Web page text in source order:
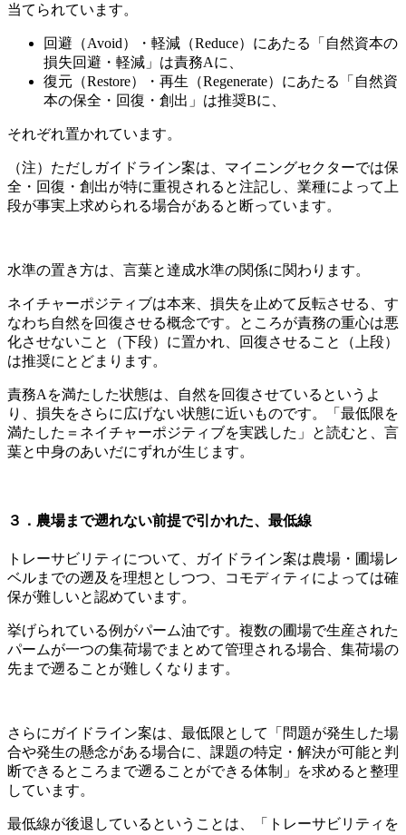
当てられています。
回避（Avoid）・軽減（Reduce）にあたる「自然資本の
損失回避・軽減」は責務Aに、
復元（Restore）・再生（Regenerate）にあたる「自然資
本の保全・回復・創出」は推奨Bに、
それぞれ置かれています。
（注）ただしガイドライン案は、マイニングセクターでは保
全・回復・創出が特に重視されると注記し、業種によって上
段が事実上求められる場合があると断っています。
水準の置き方は、言葉と達成水準の関係に関わります。
ネイチャーポジティブは本来、損失を止めて反転させる、す
なわち自然を回復させる概念です。ところが責務の重心は悪
化させないこと（下段）に置かれ、回復させること（上段）
は推奨にとどまります。
責務Aを満たした状態は、自然を回復させているというよ
り、損失をさらに広げない状態に近いものです。「最低限を
満たした＝ネイチャーポジティブを実践した」と読むと、言
葉と中身のあいだにずれが生じます。
３．農場まで遡れない前提で引かれた、最低線
トレーサビリティについて、ガイドライン案は農場・圃場レ
ベルまでの遡及を理想としつつ、コモディティによっては確
保が難しいと認めています。
挙げられている例がパーム油です。複数の圃場で生産された
パームが一つの集荷場でまとめて管理される場合、集荷場の
先まで遡ることが難しくなります。
さらにガイドライン案は、最低限として「問題が発生した場
合や発生の懸念がある場合に、課題の特定・解決が可能と判
断できるところまで遡ることができる体制」を求めると整理
しています。
最低線が後退しているということは、「トレーサビリティを